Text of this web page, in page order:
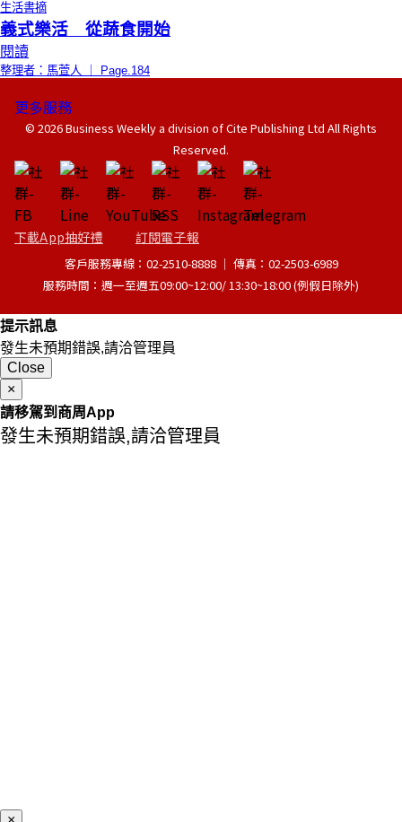
生活書摘
義式樂活 從蔬食開始
閱讀
整理者：馬萱人 ｜ Page.184
更多服務
© 2026 Business Weekly a division of Cite Publishing Ltd All Rights
Reserved.
下載App抽好禮 訂閱電子報
客戶服務專線：02-2510-8888 │ 傳真：02-2503-6989
服務時間：週一至週五09:00~12:00/ 13:30~18:00 (例假日除外)
提示訊息
發生未預期錯誤,請洽管理員
Close
×
請移駕到商周App
發生未預期錯誤,請洽管理員